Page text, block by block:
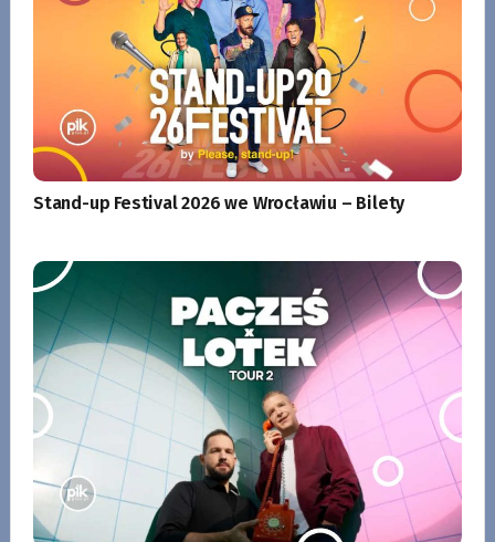
Stand-up Festival 2026 we Wrocławiu – Bilety